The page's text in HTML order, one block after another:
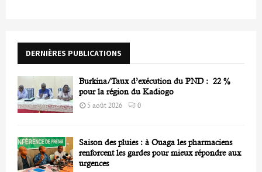
r
DERNIÈRES PUBLICATIONS
Burkina/Taux d’exécution du PND : 22 %
pour la région du Kadiogo
5 août 2026 0
Saison des pluies : à Ouaga les pharmaciens
renforcent les gardes pour mieux répondre aux
urgences